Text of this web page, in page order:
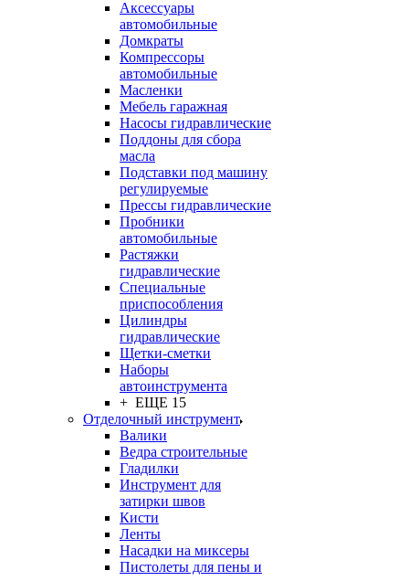
Аксессуары
автомобильные
Домкраты
Компрессоры
автомобильные
Масленки
Мебель гаражная
Насосы гидравлические
Поддоны для сбора
масла
Подставки под машину
регулируемые
Прессы гидравлические
Пробники
автомобильные
Растяжки
гидравлические
Специальные
приспособления
Цилиндры
гидравлические
Щетки-сметки
Наборы
автоинструмента
+ ЕЩЕ 15
Отделочный инструмент
Валики
Ведра строительные
Гладилки
Инструмент для
затирки швов
Кисти
Ленты
Насадки на миксеры
Пистолеты для пены и